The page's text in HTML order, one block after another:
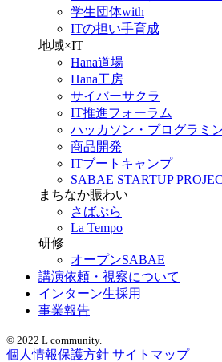
学生団体with
ITの担い手育成
地域×IT
Hana道場
Hana工房
サイバーサクラ
IT推進フォーラム
ハッカソン・プログラミ
商品開発
ITブートキャンプ
SABAE STARTUP
まちなか賑わい
さばぷら
La Tempo
研修
オープンSABAE
講演依頼・視察について
インターン生採用
事業報告
© 2022 L community.
個人情報保護方針 サイトマップ